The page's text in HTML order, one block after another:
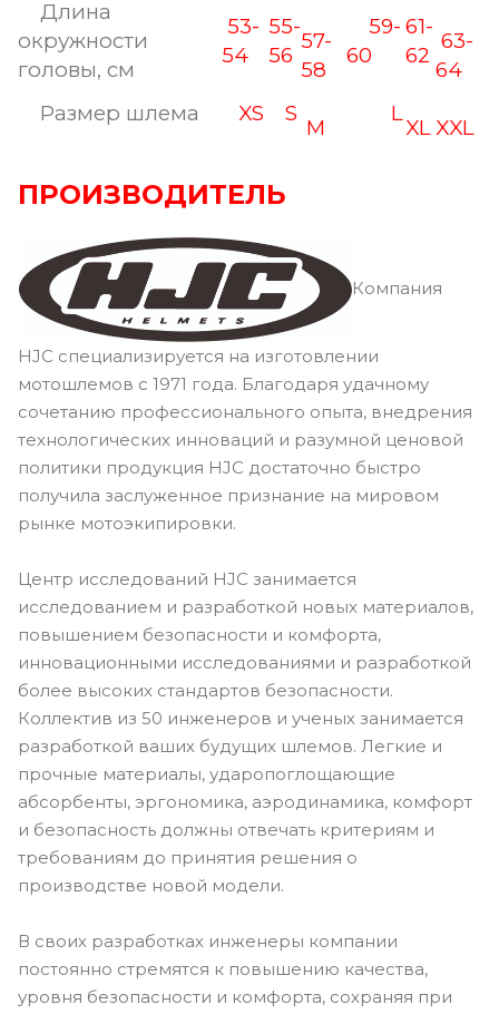
Длина
окружности
головы, см
53-
54
55-
56
57-
58
59-
60
61-
62
63-
64
Размер шлема
XS S
M
L
XL XXL
ПРОИЗВОДИТЕЛЬ
Компания
HJC специализируется на изготовлении
мотошлемов с 1971 года. Благодаря удачному
сочетанию профессионального опыта, внедрения
технологических инноваций и разумной ценовой
политики продукция HJC достаточно быстро
получила заслуженное признание на мировом
рынке мотоэкипировки.
Центр исследований HJC занимается
исследованием и разработкой новых материалов,
повышением безопасности и комфорта,
инновационными исследованиями и разработкой
более высоких стандартов безопасности.
Коллектив из 50 инженеров и ученых занимается
разработкой ваших будущих шлемов. Легкие и
прочные материалы, ударопоглощающие
абсорбенты, эргономика, аэродинамика, комфорт
и безопасность должны отвечать критериям и
требованиям до принятия решения о
производстве новой модели.
В своих разработках инженеры компании
постоянно стремятся к повышению качества,
уровня безопасности и комфорта, сохраняя при